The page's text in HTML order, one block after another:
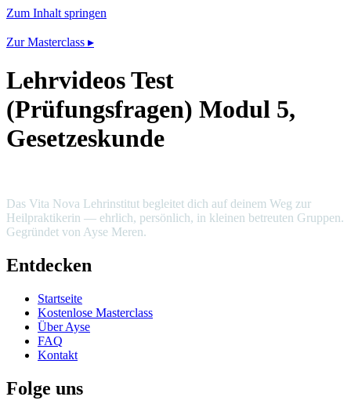
Zum Inhalt springen
Zur Masterclass ▸
Lehrvideos Test
(Prüfungsfragen) Modul 5,
Gesetzeskunde
Das Vita Nova Lehrinstitut begleitet dich auf deinem Weg zur
Heilpraktikerin — ehrlich, persönlich, in kleinen betreuten Gruppen.
Gegründet von Ayse Meren.
Entdecken
Startseite
Kostenlose Masterclass
Über Ayse
FAQ
Kontakt
Folge uns